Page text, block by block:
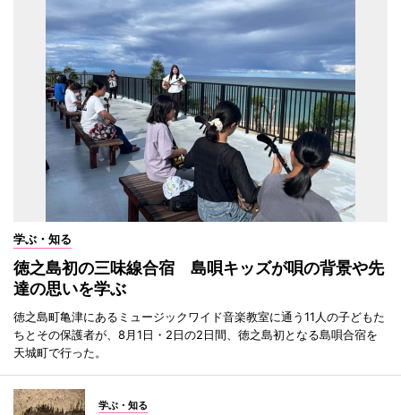
学ぶ・知る
徳之島初の三味線合宿 島唄キッズが唄の背景や先
達の思いを学ぶ
徳之島町亀津にあるミュージックワイド音楽教室に通う11人の子どもた
ちとその保護者が、8月1日・2日の2日間、徳之島初となる島唄合宿を
天城町で行った。
学ぶ・知る